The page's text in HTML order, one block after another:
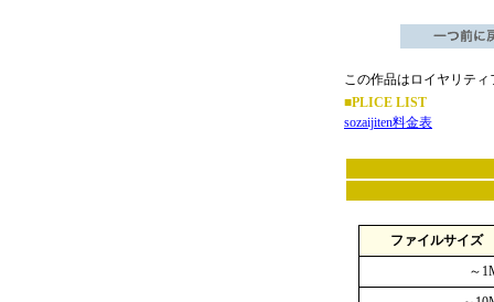
この作品はロイヤリテ
■PLICE LIST
sozaijiten料金表
ファイルサイズ
～